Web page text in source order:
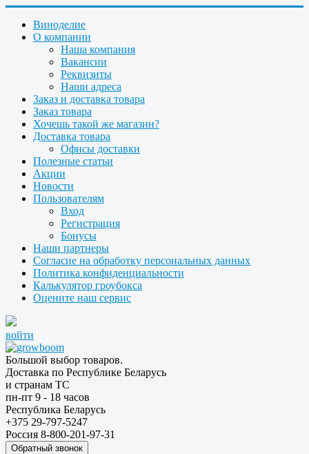
Виноделие
О компании
Наша компания
Вакансии
Реквизиты
Наши адреса
Заказ и доставка товара
Заказ товара
Хочешь такой же магазин?
Доставка товара
Офисы доставки
Полезные статьи
Акции
Новости
Пользователям
Вход
Регистрация
Бонусы
Наши партнеры
Согласие на обработку персональных данных
Политика конфиденциальности
Калькулятор гроубокса
Оцените наш сервис
войти
Большой выбор товаров.
Доставка по Республике Беларусь
и странам ТС
пн-пт 9 - 18 часов
Республика Беларусь
+375 29-797-5247
Россия 8-800-201-97-31
Обратный звонок